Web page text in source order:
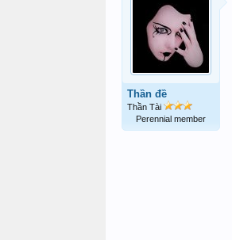
Thần đề
Thần Tài
Perennial member